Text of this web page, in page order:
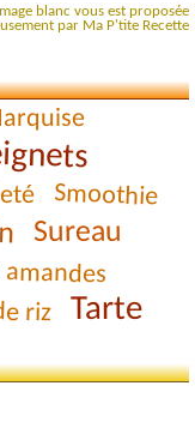
blanc vous est proposée
par Ma P'tite Recette
Smoothie
Sureau
riz Tarte